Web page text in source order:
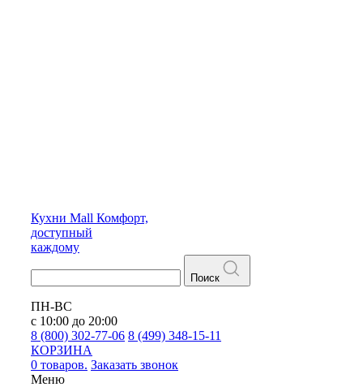
Кухни Mall Комфорт,
доступный
каждому
Поиск
ПН-ВС
с 10:00 до 20:00
8 (800) 302-77-06 8 (499) 348-15-11
КОРЗИНА
0 товаров. Заказать звонок
Меню